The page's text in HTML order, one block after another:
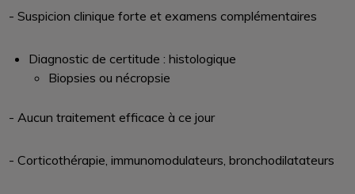
- Suspicion clinique forte et examens complémentaires
Diagnostic de certitude : histologique
Biopsies ou nécropsie
- Aucun traitement efficace à ce jour
- Corticothérapie, immunomodulateurs, bronchodilatateurs